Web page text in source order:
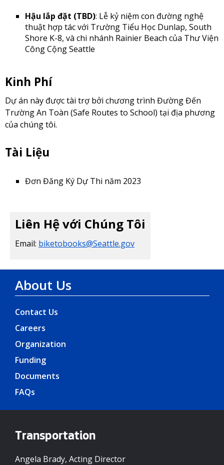
Hậu lắp đặt (TBD): Lễ kỷ niệm con đường nghệ
thuật hợp tác với Trường Tiểu Học Dunlap, South
Shore K-8, và chi nhánh Rainier Beach của Thư Viện
Công Cộng Seattle
Kinh Phí
Dự án này được tài trợ bởi chương trình Đường Đến
Trường An Toàn (Safe Routes to School) tại địa phương
của chúng tôi.
Tài Liệu
Đơn Đăng Ký Dự Thi năm 2023
Liên Hệ với Chúng Tôi
Email: biketobooks@Seattle.gov
About Us
Contact Us
Careers
Organization
Funding
Documents
FAQs
Transportation
Angela Brady, Acting Director